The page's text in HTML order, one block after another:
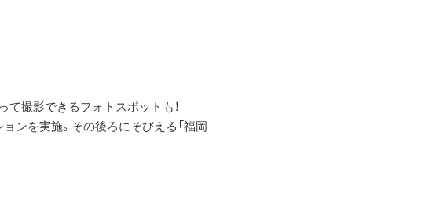
撮影できるフォトスポットも！
ンを実施。その後ろにそびえる「福岡